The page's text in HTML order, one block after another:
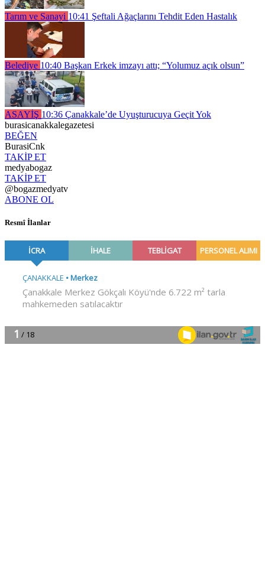
Tarım ve Sanayi 10:41 Şeftali Ağaçlarını Tehdit Eden Hastalık
Belediye 10:40 Başkan Erkek imzayı attı; “Yolumuz açık olsun”
ASAYİŞ 10:36 Çanakkale’de Uyuşturucuya Geçit Yok
burasicanakkalegazetesi
BEĞEN
BurasiCnk
TAKİP ET
medyabogaz
TAKİP ET
@bogazmedyatv
ABONE OL
Resmî İlanlar